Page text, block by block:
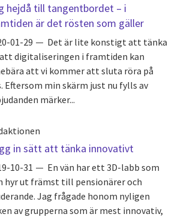
hejdå till tangentbordet – i
är det rösten som gäller
01-29
Det är lite konstigt att tänka
digitaliseringen i framtiden kan
att vi kommer att sluta röra på
Eftersom min skärm just nu fylls av
märker...
in sätt att tänka innovativt
10-31
En vän har ett 3D-labb som
hyr ut främst till pensionärer och
Jag frågade honom nyligen
av grupperna som är mest innovativ,